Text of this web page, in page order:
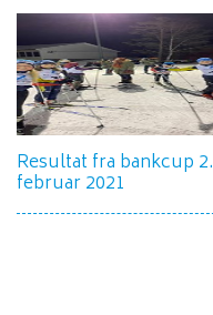
Resultat fra bankcup 2.
februar 2021